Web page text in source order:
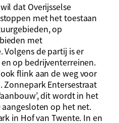
dat Overijsselse
met het toestaan
op
met
de partij is er
op bedrijventerreinen.
flink aan de weg voor
Entersestraat
dit wordt in het
op het net.
in Hof van Twente. In en